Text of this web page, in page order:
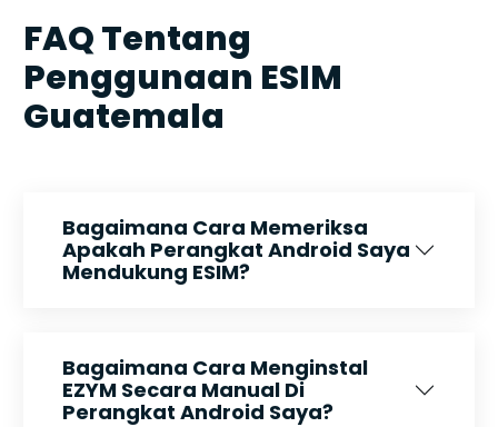
FAQ Tentang
Penggunaan ESIM
Guatemala
Bagaimana Cara Memeriksa
Apakah Perangkat Android Saya
Mendukung ESIM?
Bagaimana Cara Menginstal
EZYM Secara Manual Di
Perangkat Android Saya?